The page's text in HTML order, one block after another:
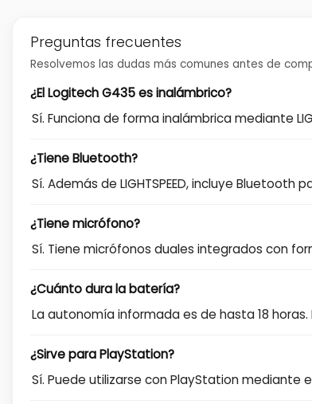
Preguntas frecuentes
Resolvemos las dudas más comunes antes de
¿El Logitech G435 es inalámbrico?
Sí. Funciona de forma inalámbrica mediante
¿Tiene Bluetooth?
Sí. Además de LIGHTSPEED, incluye
¿Tiene micrófono?
Sí. Tiene micrófonos duales integrados con
¿Cuánto dura la batería?
La autonomía informada es de hasta 18
¿Sirve para PlayStation?
Sí. Puede utilizarse con PlayStation mediante